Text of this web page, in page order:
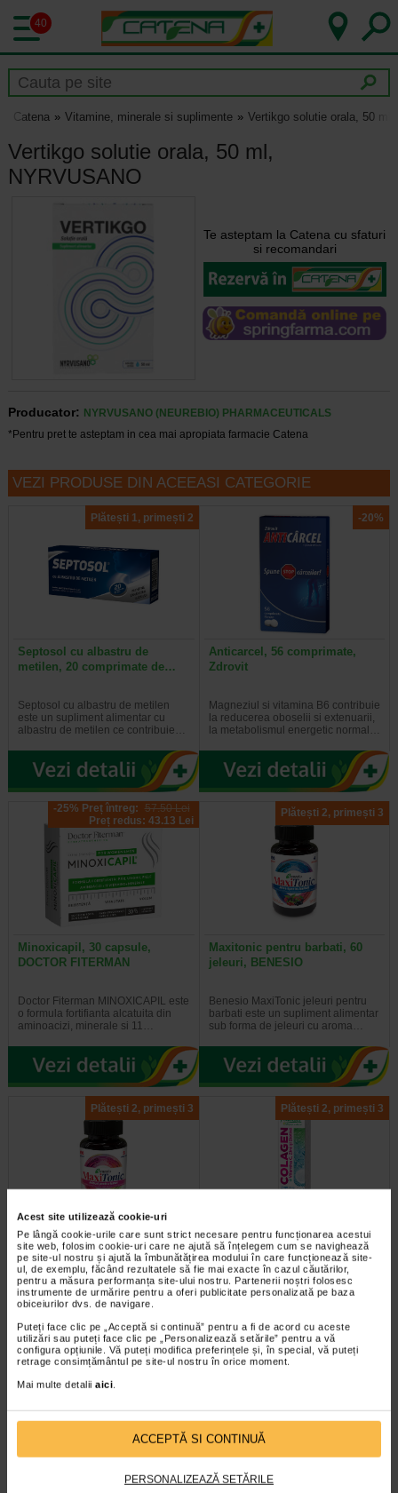
Acest site utilizează cookie-uri
Pe lângă cookie-urile care sunt strict necesare pentru funcționarea acestui
site web, folosim cookie-uri care ne ajută să înțelegem cum se navighează
pe site-ul nostru și ajută la îmbunătățirea modului în care funcționează site-
ul, de exemplu, făcând rezultatele să fie mai exacte în cazul căutărilor,
pentru a măsura performanța site-ului nostru. Partenerii noștri folosesc
instrumente de urmărire pentru a oferi publicitate personalizată pe baza
obiceiurilor dvs. de navigare.
Puteți face clic pe „Acceptă si continuă” pentru a fi de acord cu aceste
utilizări sau puteți face clic pe „Personalizează setările” pentru a vă
configura opțiunile. Vă puteți modifica preferințele și, în special, vă puteți
retrage consimțământul pe site-ul nostru în orice moment.
Mai multe detalii aici.
ACCEPTĂ SI CONTINUĂ
PERSONALIZEAZĂ SETĂRILE
40
Catena Vitamine, minerale si suplimente Vertikgo solutie orala, 50 ml,
Vertikgo solutie orala, 50 ml,
NYRVUSANO
Te asteptam la Catena cu sfaturi
si recomandari
Producator: NYRVUSANO (NEUREBIO) PHARMACEUTICALS
*Pentru pret te asteptam in cea mai apropiata farmacie Catena
VEZI PRODUSE DIN ACEEASI CATEGORIE
Plătești 1, primești 2
Septosol cu albastru de
metilen, 20 comprimate de…
Septosol cu albastru de metilen
este un supliment alimentar cu
albastru de metilen ce contribuie…
-20%
Anticarcel, 56 comprimate,
Zdrovit
Magneziul si vitamina B6 contribuie
la reducerea oboselii si extenuarii,
la metabolismul energetic normal…
-25% Preț întreg: 57.50 Lei
Preț redus: 43.13 Lei
Minoxicapil, 30 capsule,
DOCTOR FITERMAN
Doctor Fiterman MINOXICAPIL este
o formula fortifianta alcatuita din
aminoacizi, minerale si 11…
Plătești 2, primești 3
Maxitonic pentru barbati, 60
jeleuri, BENESIO
Benesio MaxiTonic jeleuri pentru
barbati este un supliment alimentar
sub forma de jeleuri cu aroma…
Plătești 2, primești 3
Maxitonic pentru femei, 60
jeleuri, BENESIO
Benesio MaxiTonic jeleuri pentru
femei este un supliment alimentar
sub forma de jeleuri cu aroma…
Plătești 2, primești 3
COLAGEN + Vit C, Zinc si
Biotina, 20 comprimate…
Naturalis Colagen + Vitamina C,
alimentar sub forma de…
CELE MAI RECENTE ARTICOLE
metode prin care va puteti imbunatati EQ-ul